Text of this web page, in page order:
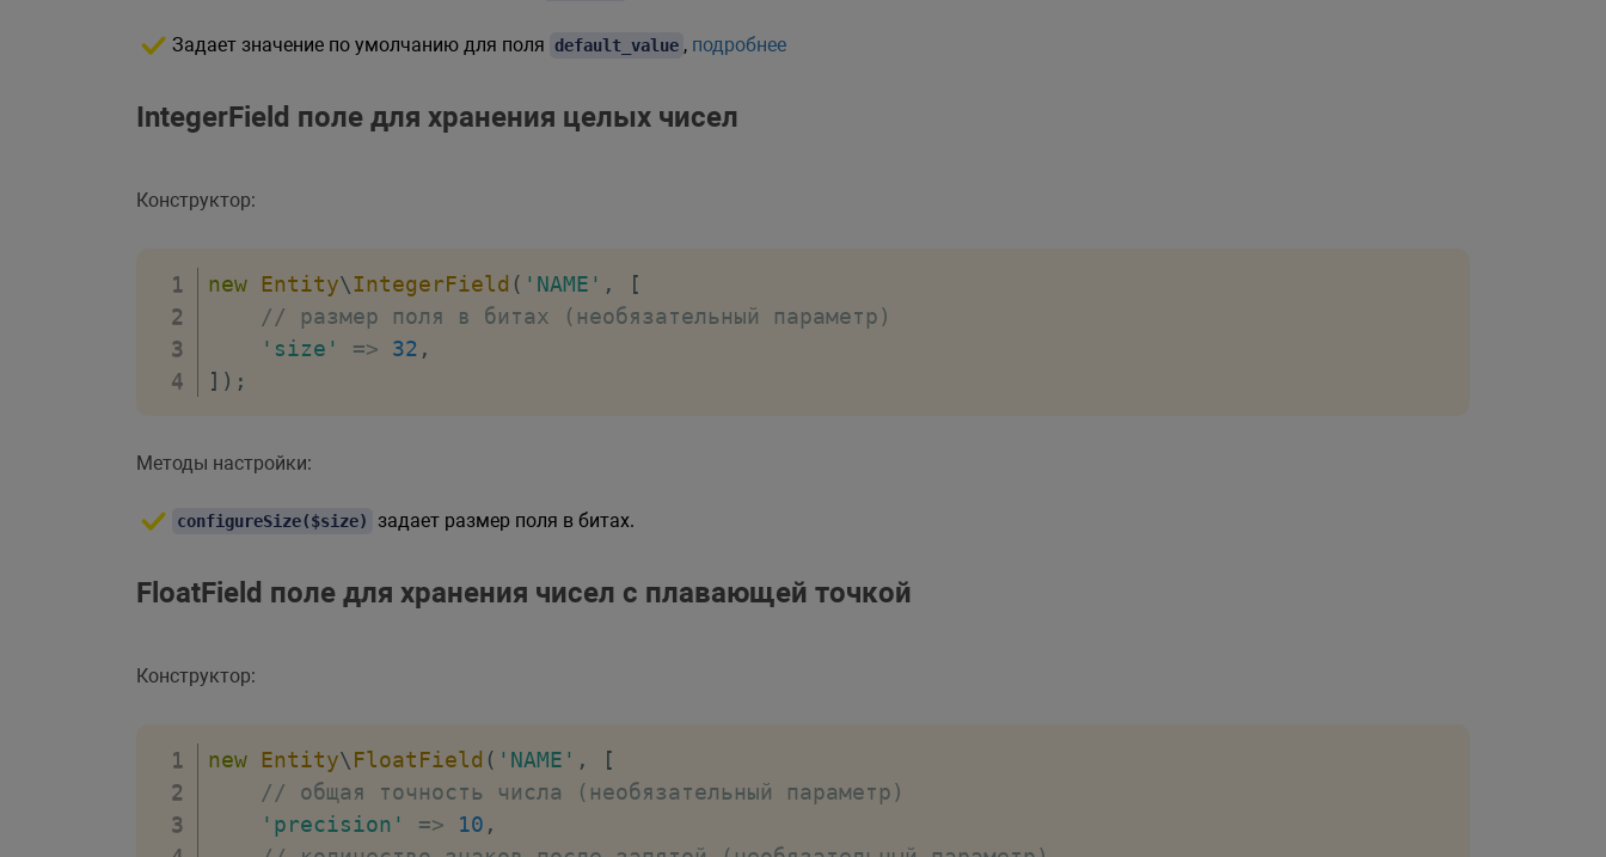
Задает значение по умолчанию для поля default_value , подробнее
IntegerField поле для хранения целых чисел
Конструктор:
new Entity\IntegerField ( 'NAME' ,
[
// размер поля в битах (необязательный параметр)
'size'
=> 32 ,
] ) ;
Методы настройки:
configureSize($size) задает размер поля в битах.
FloatField поле для хранения чисел с плавающей точкой
Конструктор:
new Entity\ FloatField ( 'NAME' ,
[
// общая точность числа (необязательный параметр)
'precision'
=> 10 ,